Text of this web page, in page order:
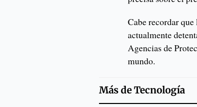
Cabe recordar
actualmente
Agencias de
mundo.
Más deTecnología